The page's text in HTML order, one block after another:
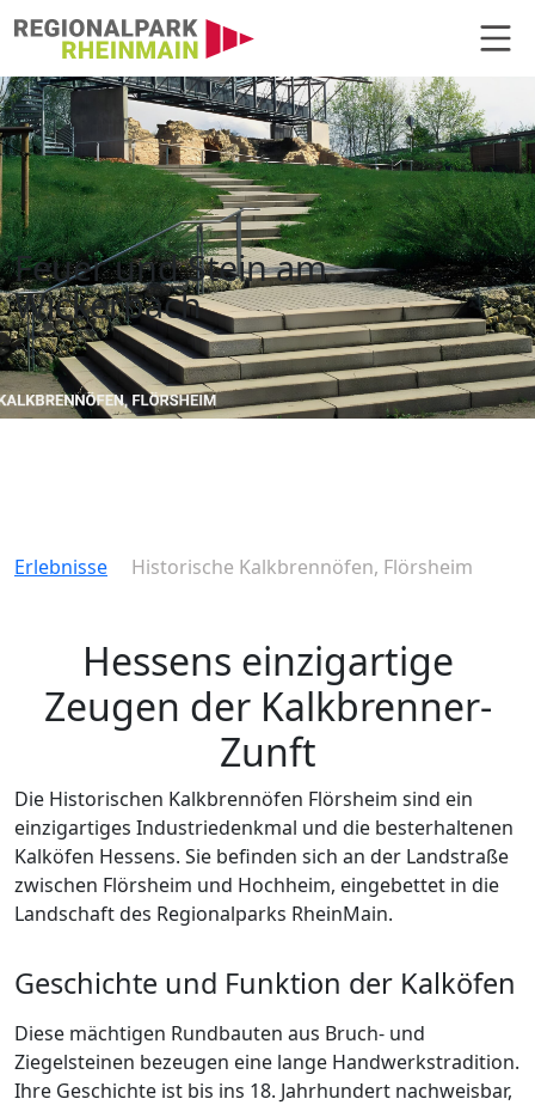
Historische Kalkbrennöfen,
Hauptnavigation
Feuer und Stein am
Wickerbach
Erlebnisse Historische Kalkbrennöfen, Flörsheim
Hessens einzigartige
Zeugen der Kalkbrenner-
Zunft
Die Historischen Kalkbrennöfen Flörsheim sind ein
einzigartiges Industriedenkmal und die besterhaltenen
Kalköfen Hessens. Sie befinden sich an der Landstraße
zwischen Flörsheim und Hochheim, eingebettet in die
Landschaft des Regionalparks RheinMain.
Geschichte und Funktion der Kalköfen
Diese mächtigen Rundbauten aus Bruch- und
Ziegelsteinen bezeugen eine lange Handwerkstradition.
Ihre Geschichte ist bis ins 18. Jahrhundert nachweisbar,